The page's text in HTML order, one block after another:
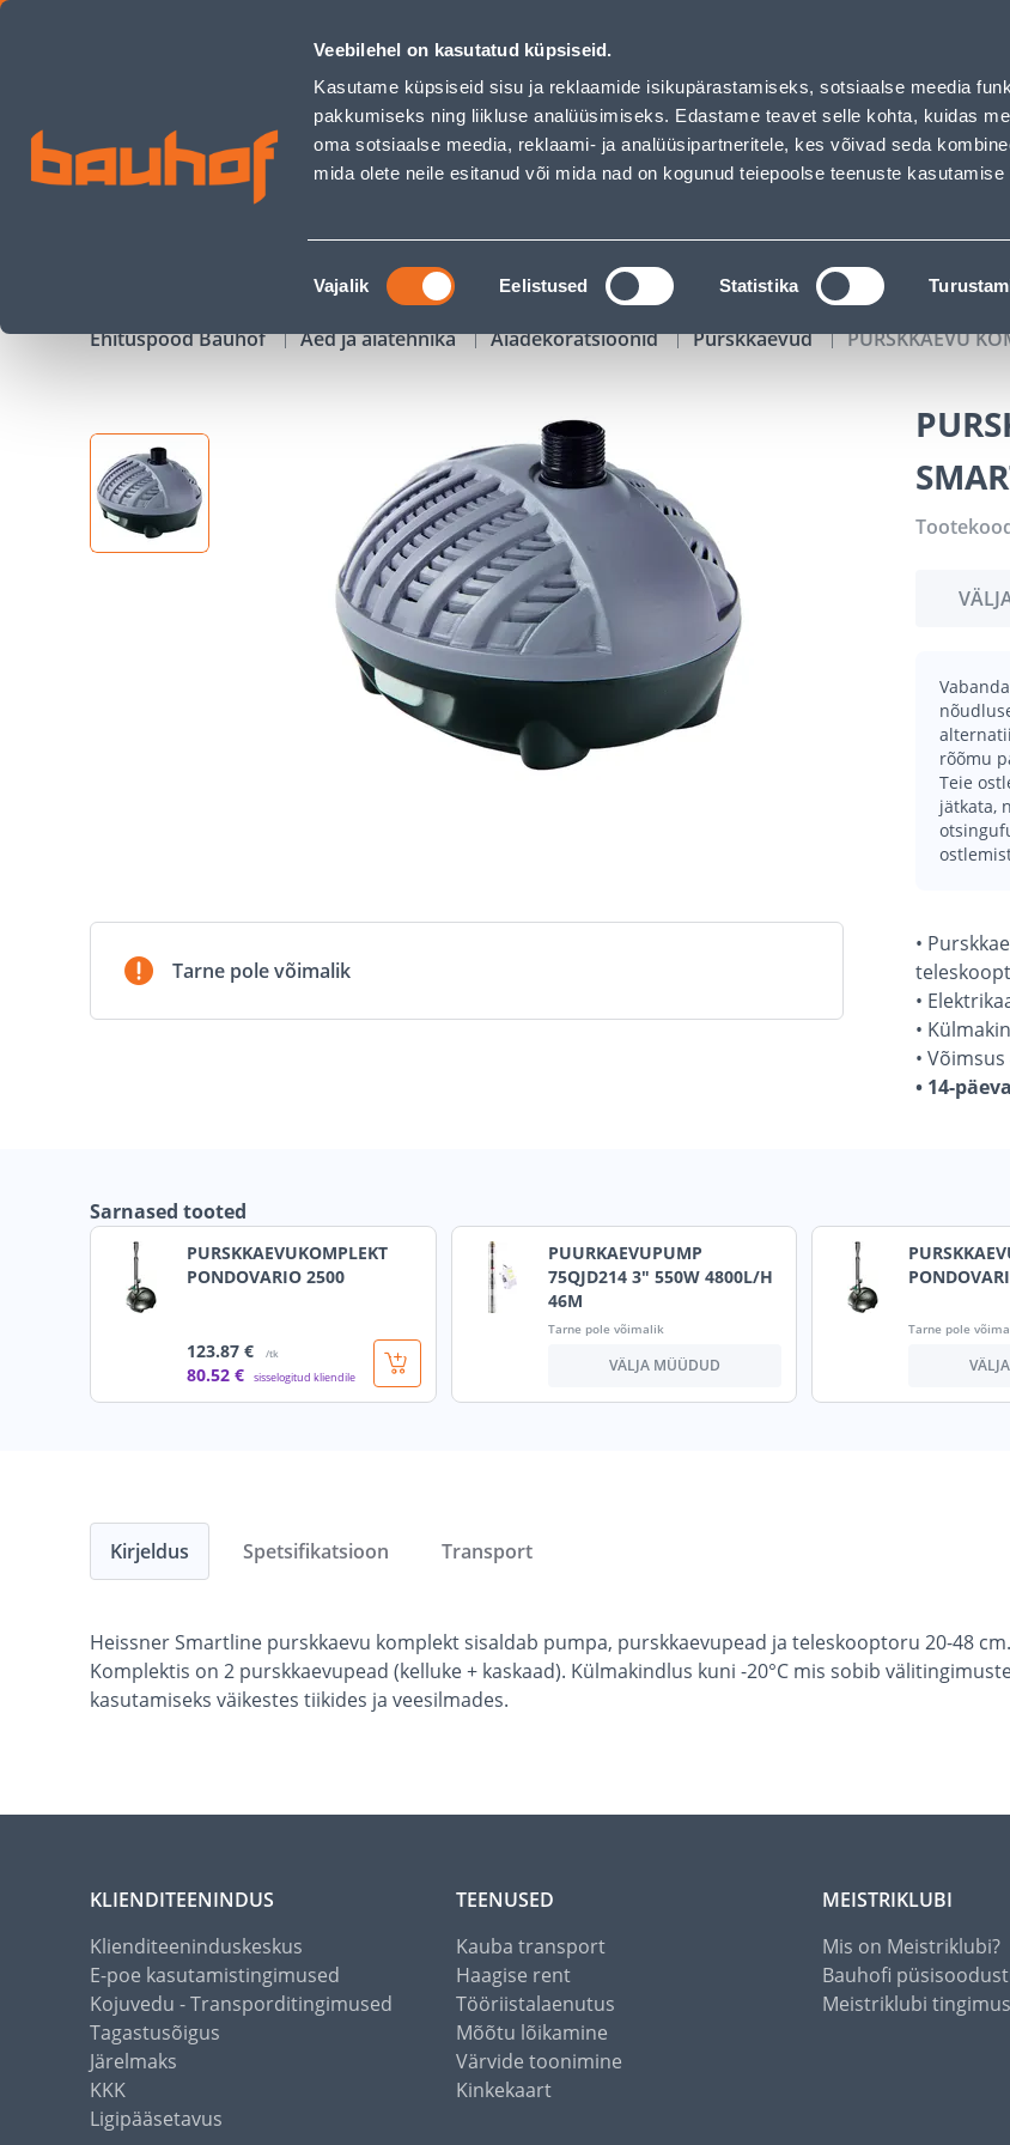
Veebilehel on kasutatud küpsiseid.
Kasutame küpsiseid sisu ja reklaamide isikupärastamiseks, sotsiaalse meedia
pakkumiseks ning liikluse analüüsimiseks. Edastame teavet selle kohta, kuidas
oma sotsiaalse meedia, reklaami- ja analüüsipartneritele, kes võivad seda
mida olete neile esitanud või mida nad on kogunud teiepoolse teenuste kasutamise
Nõusoleku
valik
Vajalik Eelistused Statistika
PURSKKAEVU KOMPLEKT HEISSNER SMARTLINE 48W 3100L/H - Bauhof has loaded
Äriklienditeenindus Klienditeenindus Teenused Karjäärileht
OTSI
KAMPAANIAD KATALOOGID TÖÖRIISTALAENUTUS
Ehituspood Bauhof Aed ja aiatehnika Aiadekoratsioonid Purskkaevud PURSKKAEVU
Tarne pole võimalik
rõõmu
Teie
jätkata,
•
•
•
•
• 14-
Sarnased tooted
PURSKKAEVUKOMPLEKT
PONDOVARIO 2500
123.87 € /tk
80.52 € sisselogitud kliendile
PUURKAEVUPUMP
75QJD214 3" 550W 4800L/H
46M
Tarne pole võimalik
VÄLJA MÜÜDUD
Tarne pole
Kirjeldus
Heissner Smartline purskkaevu komplekt sisaldab pumpa, purskkaevupead ja teleskooptoru 20-48
Komplektis on 2 purskkaevupead (kelluke + kaskaad). Külmakindlus kuni -20°C mis sobib
kasutamiseks väikestes tiikides ja veesilmades.
Spetsifikatsioon Transport
KLIENDITEENINDUS
Klienditeeninduskeskus
E-poe kasutamistingimused
Kojuvedu - Transporditingimused
Tagastusõigus
Järelmaks
KKK
Ligipääsetavus
TEENUSED
Kauba transport
Haagise rent
Tööriistalaenutus
Mõõtu lõikamine
Värvide toonimine
Kinkekaart
MEISTRIKLUBI
Mis on Meistriklubi?
Bauhofi
Meistriklubi